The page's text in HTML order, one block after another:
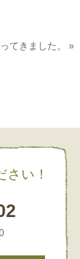
てきました。 »
い！